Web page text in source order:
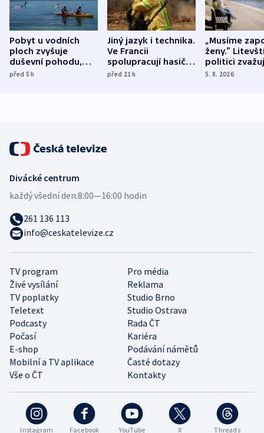
Pobyt u vodních
ploch zvyšuje
duševní pohodu,
ukázala
před 5h
Jiný jazyk i technika.
Ve Francii
spolupracují hasiči z
různých zemí
před 21h
„Musíme
ženy.“
politici
dohodu o
5. 8. 2026
Instagram Facebook YouTube X Threads
TV program
Pro média
Živé vysílání
Reklama
TV poplatky
Studio Brno
Teletext
Studio Ostrava
Podcasty
Rada ČT
Počasí
Kariéra
E-shop
Podávání námětů
Mobilní a TV aplikace
Časté dotazy
Vše o ČT
Kontakty
Divácké centrum
každý všední den:8:00—16:00 hodin
261 136 113
info@ceskatelevize.cz